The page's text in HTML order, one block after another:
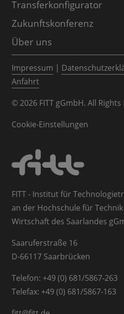
Transferkonfigurator
Zukunftskonferenz
Über uns
Impressum |
Anfahrt
© 2026 FITT gGmbH. All Rights
Cookie-Einstellungen
FITT - Institut für
an der Hochschule für
Wirtschaft des Saarlandes
Saaruferstraße 16
D-66117 Saarbrücken
Telefon: +49 (0) 681/5867-263
Telefax: +49 (0) 681/5867-163